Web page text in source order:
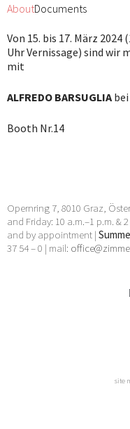
AboutDocuments
Von 15. bis 17. März 2024
Uhr Vernissage) sind wir
mit
ALFREDO BARSUGLIA
Booth Nr.14
Opernring 7, 8010 Graz,
and Friday: 10 a.m.–1 p.m. &
and by appointment |
37 54 – 0 | mail:
site